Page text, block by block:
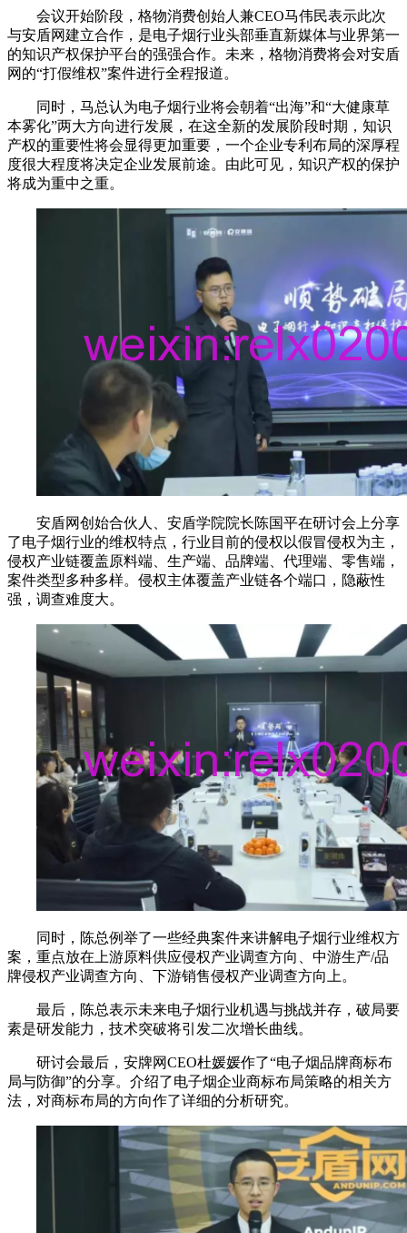
会议开始阶段，格物消费创始人兼CEO马伟民表示此次
与安盾网建立合作，是电子烟行业头部垂直新媒体与业界第一
的知识产权保护平台的强强合作。未来，格物消费将会对安盾
网的“打假维权”案件进行全程报道。
同时，马总认为电子烟行业将会朝着“出海”和“大健康草
本雾化”两大方向进行发展，在这全新的发展阶段时期，知识
产权的重要性将会显得更加重要，一个企业专利布局的深厚程
度很大程度将决定企业发展前途。由此可见，知识产权的保护
将成为重中之重。
安盾网创始合伙人、安盾学院院长陈国平在研讨会上分享
了电子烟行业的维权特点，行业目前的侵权以假冒侵权为主，
侵权产业链覆盖原料端、生产端、品牌端、代理端、零售端，
案件类型多种多样。侵权主体覆盖产业链各个端口，隐蔽性
强，调查难度大。
同时，陈总例举了一些经典案件来讲解电子烟行业维权方
案，重点放在上游原料供应侵权产业调查方向、中游生产/品
牌侵权产业调查方向、下游销售侵权产业调查方向上。
最后，陈总表示未来电子烟行业机遇与挑战并存，破局要
素是研发能力，技术突破将引发二次增长曲线。
研讨会最后，安牌网CEO杜媛媛作了“电子烟品牌商标布
局与防御”的分享。介绍了电子烟企业商标布局策略的相关方
法，对商标布局的方向作了详细的分析研究。